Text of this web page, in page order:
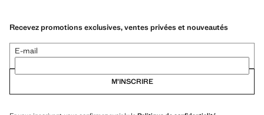
Recevez promotions exclusives, ventes privées et nouveautés
E-mail
M’INSCRIRE